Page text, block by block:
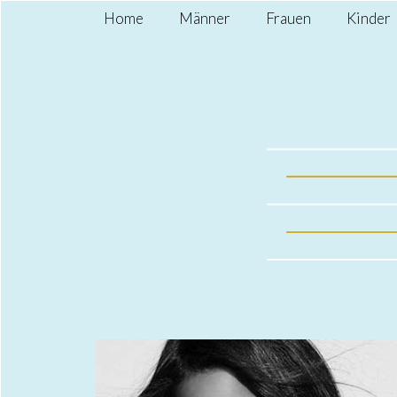
Home Männer Frauen Kinder